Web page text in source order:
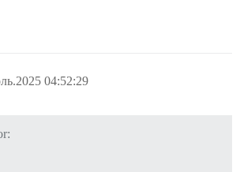
04:52:29